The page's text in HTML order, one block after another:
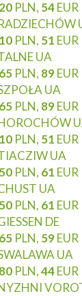
PLN, 54EUR
PLN, 51 EUR
UA
PLN, 89EUR
UA
PLN, 89EUR
PLN, 51 EUR
UA
PLN, 61 EUR
UA
PLN, 61 EUR
DE
PLN, 59EUR
UA
PLN,44EUR